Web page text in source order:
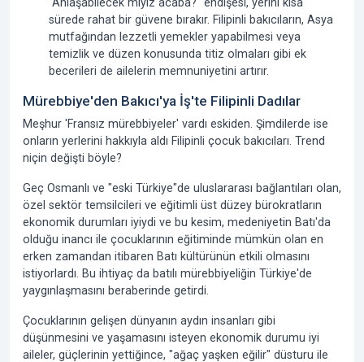
sürede rahat bir güvene bırakır. Filipinli bakıcıların, Asya
mutfağından lezzetli yemekler yapabilmesi veya
temizlik ve düzen konusunda titiz olmaları gibi ek
becerileri de ailelerin memnuniyetini artırır.
Mürebbiye'den Bakıcı'ya İş'te Filipinli Dadılar
Meşhur 'Fransız mürebbiyeler' vardı eskiden. Şimdilerde ise
onların yerlerini hakkıyla aldı Filipinli çocuk bakıcıları . Trend
niçin değişti böyle?
Geç Osmanlı ve "eski Türkiye"de uluslararası bağlantıları olan,
özel sektör temsilcileri ve eğitimli üst düzey bürokratların
ekonomik durumları iyiydi ve bu kesim, medeniyetin Batı'da
olduğu inancı ile çocuklarının eğitiminde mümkün olan en
erken zamandan itibaren Batı kültürünün etkili olmasını
istiyorlardı. Bu ihtiyaç da batılı mürebbiyeliğin Türkiye'de
yaygınlaşmasını beraberinde getirdi.
Çocuklarının gelişen dünyanın aydın insanları gibi
düşünmesini ve yaşamasını isteyen ekonomik durumu iyi
aileler, güçlerinin yettiğince, "ağaç yaşken eğilir" düsturu ile